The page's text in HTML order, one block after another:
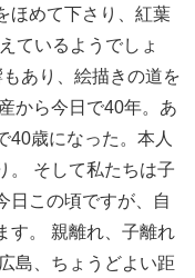
ほめて下さり、紅葉
ているようでしょ
あり、絵描きの道を
から今日で40年。あ
40歳になった。本人
。 そして私たちは子
日この頃ですが、自
す。 親離れ、子離れ
島、ちょうどよい距